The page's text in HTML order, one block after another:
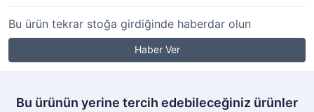
Bu ürün tekrar stoğa girdiğinde haberdar olun
Haber Ver
Bu ürünün yerine tercih edebileceğiniz ürünler